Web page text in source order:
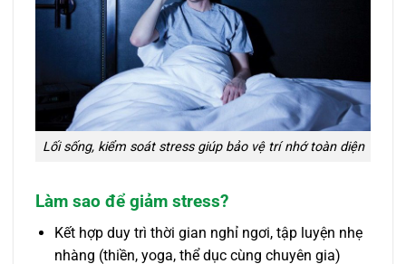
Lối sống, kiểm soát stress giúp bảo vệ trí nhớ toàn diện
Làm sao để giảm stress?
Kết hợp duy trì thời gian nghỉ ngơi, tập luyện nhẹ
nhàng (thiền, yoga, thể dục cùng chuyên gia)